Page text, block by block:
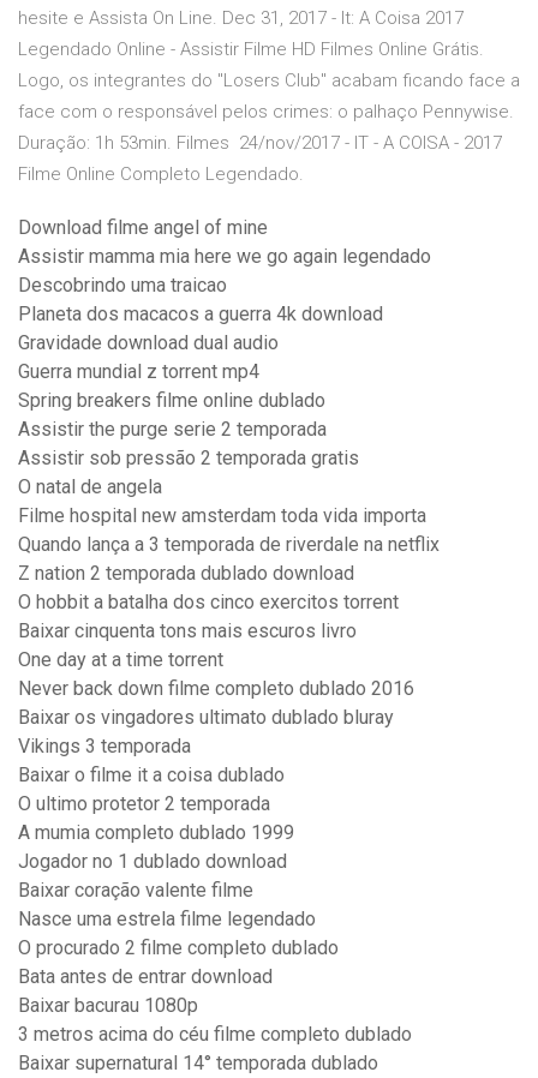
hesite e Assista On Line. Dec 31, 2017 - It: A Coisa 2017
Legendado Online - Assistir Filme HD Filmes Online Grátis.
Logo, os integrantes do "Losers Club" acabam ficando face a
face com o responsável pelos crimes: o palhaço Pennywise.
Duração: 1h 53min. Filmes 24/nov/2017 - IT - A COISA - 2017
Filme Online Completo Legendado.
Download filme angel of mine
Assistir mamma mia here we go again legendado
Descobrindo uma traicao
Planeta dos macacos a guerra 4k download
Gravidade download dual audio
Guerra mundial z torrent mp4
Spring breakers filme online dublado
Assistir the purge serie 2 temporada
Assistir sob pressão 2 temporada gratis
O natal de angela
Filme hospital new amsterdam toda vida importa
Quando lança a 3 temporada de riverdale na netflix
Z nation 2 temporada dublado download
O hobbit a batalha dos cinco exercitos torrent
Baixar cinquenta tons mais escuros livro
One day at a time torrent
Never back down filme completo dublado 2016
Baixar os vingadores ultimato dublado bluray
Vikings 3 temporada
Baixar o filme it a coisa dublado
O ultimo protetor 2 temporada
A mumia completo dublado 1999
Jogador no 1 dublado download
Baixar coração valente filme
Nasce uma estrela filme legendado
O procurado 2 filme completo dublado
Bata antes de entrar download
Baixar bacurau 1080p
3 metros acima do céu filme completo dublado
Baixar supernatural 14° temporada dublado